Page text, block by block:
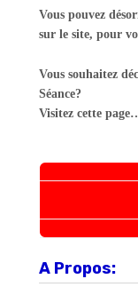
Vous pouvez
sur le site, pour
Vous souhaitez
Séance?
Visitez cette
A Propos: